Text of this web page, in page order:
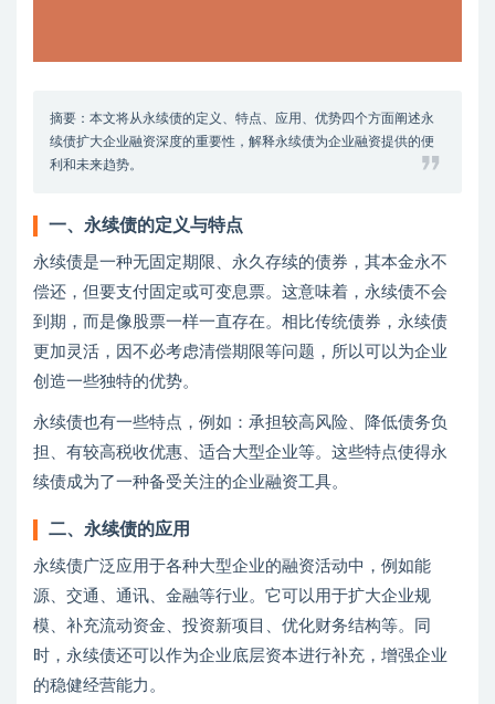
摘要：本文将从永续债的定义、特点、应用、优势四个方面阐述永
续债扩大企业融资深度的重要性，解释永续债为企业融资提供的便
利和未来趋势。
一、永续债的定义与特点
永续债是一种无固定期限、永久存续的债券，其本金永不
偿还，但要支付固定或可变息票。这意味着，永续债不会
到期，而是像股票一样一直存在。相比传统债券，永续债
更加灵活，因不必考虑清偿期限等问题，所以可以为企业
创造一些独特的优势。
永续债也有一些特点，例如：承担较高风险、降低债务负
担、有较高税收优惠、适合大型企业等。这些特点使得永
续债成为了一种备受关注的企业融资工具。
二、永续债的应用
永续债广泛应用于各种大型企业的融资活动中，例如能
源、交通、通讯、金融等行业。它可以用于扩大企业规
模、补充流动资金、投资新项目、优化财务结构等。同
时，永续债还可以作为企业底层资本进行补充，增强企业
的稳健经营能力。